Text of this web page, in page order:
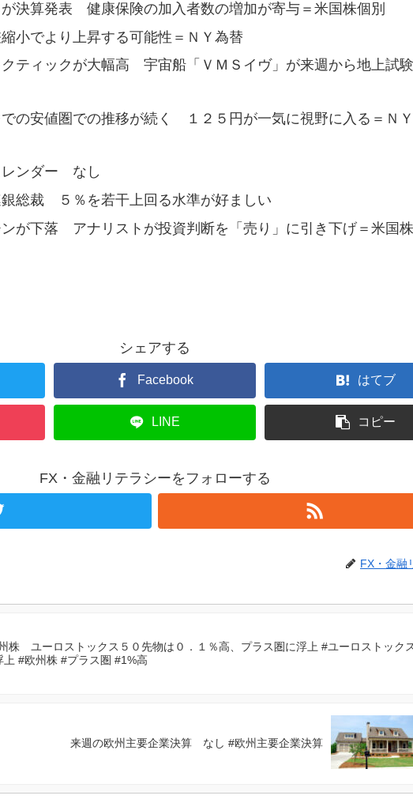
決算発表 健康保険の加入者数の増加が寄与＝米国株個別
小でより上昇する可能性＝ＮＹ為替
ティックが大幅高 宇宙船「ＶＭＳイヴ」が来週から地上試
での安値圏での推移が続く １２５円が一気に視野に入る＝Ｎ
レンダー なし
銀総裁 ５％を若干上回る水準が好ましい
が下落 アナリストが投資判断を「売り」に引き下げ＝米国
シェアする
Facebook はてブ
LINE コピー
FX・金融リテラシーをフォローする
FX・金融
株 ユーロストックス５０先物は０．１％高、プラス圏に浮上 #ユーロストック
上 #欧州株 #プラス圏 #1%高
来週の欧州主要企業決算 なし #欧州主要企業決算